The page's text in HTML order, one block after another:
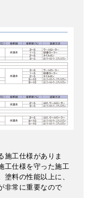
施工仕様がありま
工仕様を守った施工
料の性能以上に、
非常に重要なので